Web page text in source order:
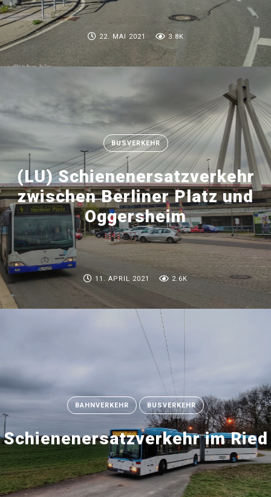
22. MAI 2021 3.8K
BUSVERKEHR
(LU) Schienenersatzverkehr
zwischen Berliner Platz und
Oggersheim
11. APRIL 2021 2.6K
BAHNVERKEHR BUSVERKEHR
Schienenersatzverkehr im Ried